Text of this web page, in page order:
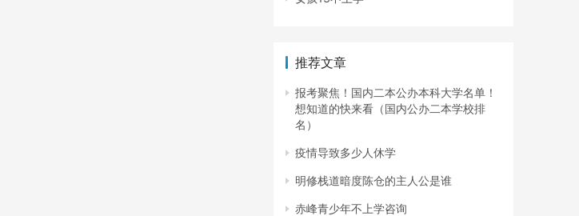
推荐文章
报考聚焦！国内二本公办本科大学名单！
想知道的快来看（国内公办二本学校排
名）
疫情导致多少人休学
明修栈道暗度陈仓的主人公是谁
赤峰青少年不上学咨询